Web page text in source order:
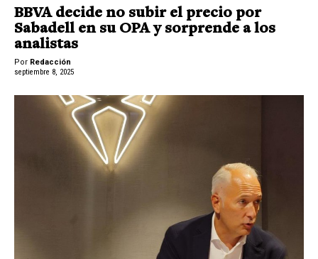
BBVA decide no subir el precio por
Sabadell en su OPA y sorprende a los
analistas
Por Redacción
septiembre 8, 2025